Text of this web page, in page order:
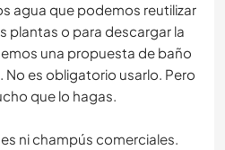
agua que podemos reutilizar
plantas o para descargar la
una propuesta de baño
No es obligatorio usarlo. Pero
que lo hagas.
ni champús comerciales.